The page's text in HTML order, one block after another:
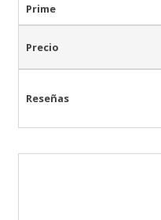
Prime
Precio
Reseñas